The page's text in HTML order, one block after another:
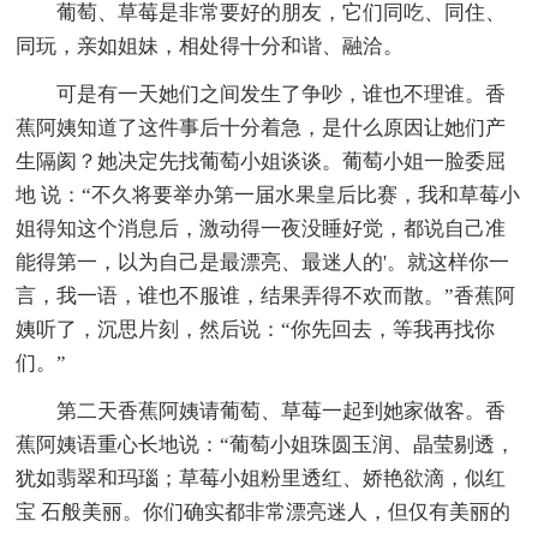
葡萄、草莓是非常要好的朋友，它们同吃、同住、
同玩，亲如姐妹，相处得十分和谐、融洽。
可是有一天她们之间发生了争吵，谁也不理谁。香
蕉阿姨知道了这件事后十分着急，是什么原因让她们产
生隔阂？她决定先找葡萄小姐谈谈。葡萄小姐一脸委屈
地 说：“不久将要举办第一届水果皇后比赛，我和草莓小
姐得知这个消息后，激动得一夜没睡好觉，都说自己准
能得第一，以为自己是最漂亮、最迷人的'。就这样你一
言，我一语，谁也不服谁，结果弄得不欢而散。”香蕉阿
姨听了，沉思片刻，然后说：“你先回去，等我再找你
们。”
第二天香蕉阿姨请葡萄、草莓一起到她家做客。香
蕉阿姨语重心长地说：“葡萄小姐珠圆玉润、晶莹剔透，
犹如翡翠和玛瑙；草莓小姐粉里透红、娇艳欲滴，似红
宝 石般美丽。你们确实都非常漂亮迷人，但仅有美丽的